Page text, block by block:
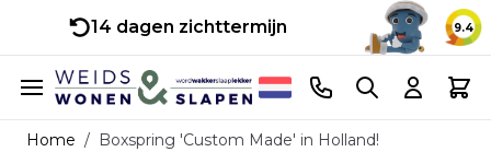
14 dagen zichttermijn 9.4
Ga naar de inhoud
Telefoonnummer
Search Cart
Home / Boxspring 'Custom Made' in Holland!